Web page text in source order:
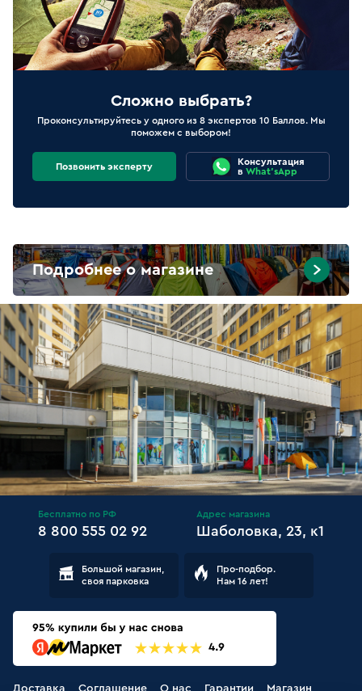
Сложно выбрать?
Проконсультируйтесь у одного из 8 экспертов 10 Баллов. Мы
поможем с выбором!
Позвонить эксперту
Консультация
в What'sApp
Подробнее о магазине
Бесплатно по РФ
8 800 555 02 92
Адрес магазина
Шаболовка, 23, к1
Большой магазин,
своя парковка
Про-подбор.
Нам 16 лет!
Доставка Соглашение О нас Гарантии Магазин